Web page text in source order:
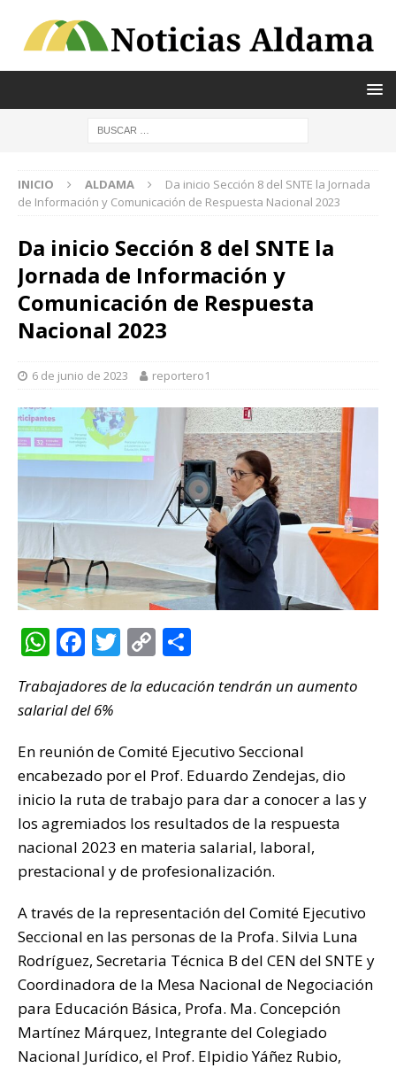
INICIO ALDAMA
Da inicio Sección 8 del SNTE la Jornada
de Información y Comunicación de Respuesta Nacional 2023
Da inicio Sección 8 del SNTE la
Jornada de Información y
Comunicación de Respuesta
Nacional 2023
6 de junio de 2023 reportero1
W
at
s
A
p
p
F
c
e
b
o
o
k
T
it
r
C
p
Li
n
k
m
ar
ti
r
Trabajadores de la educación tendrán un aumento
salarial del 6%
En reunión de Comité Ejecutivo Seccional
encabezado por el Prof. Eduardo Zendejas, dio
inicio la ruta de trabajo para dar a conocer a las y
los agremiados los resultados de la respuesta
nacional 2023 en materia salarial, laboral,
prestacional y de profesionalización.
A través de la representación del Comité Ejecutivo
Seccional en las personas de la Profa. Silvia Luna
Rodríguez, Secretaria Técnica B del CEN del SNTE y
Coordinadora de la Mesa Nacional de Negociación
para Educación Básica, Profa. Ma. Concepción
Martínez Márquez, Integrante del Colegiado
Nacional Jurídico, el Prof. Elpidio Yáñez Rubio,